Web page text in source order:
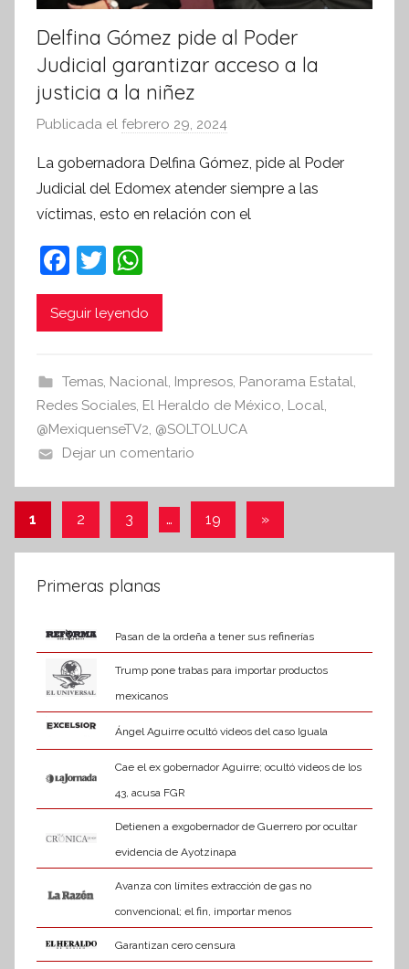
Delfina Gómez pide al Poder
Judicial garantizar acceso a la
justicia a la niñez
Publicada el febrero 29, 2024
r
S
í
I
n
f
m
t
La gobernadora Delfina Gómez, pide al Poder
Judicial del Edomex atender siempre a las
víctimas, esto en relación con el
F
a
c
b
o
o
k
T
w
itt
h
at
A
p
p
Seguir leyendo
Temas, Nacional, Impresos, Panorama Estatal,
Redes Sociales, El Heraldo de México, Local,
@MexiquenseTV2, @SOLTOLUCA
Dejar un comentario
Paginación
de
entradas
1 2 3 … 19
Entradas
siguientes
»
Primeras planas
Pasan de la ordeña a tener sus refinerías
Trump pone trabas para importar productos
mexicanos
Ángel Aguirre ocultó videos del caso Iguala
Cae el ex gobernador Aguirre; ocultó videos de los
43, acusa FGR
Detienen a exgobernador de Guerrero por ocultar
evidencia de Ayotzinapa
Avanza con límites extracción de gas no
convencional; el fin, importar menos
Garantizan cero censura